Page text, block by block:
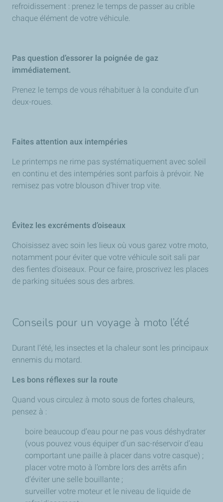
refroidissement : prenez le temps de passer au crible
chaque élément de votre véhicule.
Pas question d’essorer la poignée de gaz
immédiatement.
Prenez le temps de vous réhabituer à la conduite d’un
deux-roues.
Faites attention aux intempéries
Le printemps ne rime pas systématiquement avec soleil
en continu et des intempéries sont parfois à prévoir. Ne
remisez pas votre blouson d’hiver trop vite.
Évitez les excréments d’oiseaux
Choisissez avec soin les lieux où vous garez votre moto,
notamment pour éviter que votre véhicule soit sali par
des fientes d’oiseaux. Pour ce faire, proscrivez les places
de parking situées sous des arbres.
Conseils pour un voyage à moto l’été
Durant l’été, les insectes et la chaleur sont les principaux
ennemis du motard.
Les bons réflexes sur la route
Quand vous circulez à moto sous de fortes chaleurs,
pensez à :
boire beaucoup d’eau pour ne pas vous déshydrater
(vous pouvez vous équiper d’un sac-réservoir d’eau
comportant une paille à placer dans votre casque) ;
placer votre moto à l’ombre lors des arrêts afin
d’éviter une selle bouillante ;
surveiller votre moteur et le niveau de liquide de